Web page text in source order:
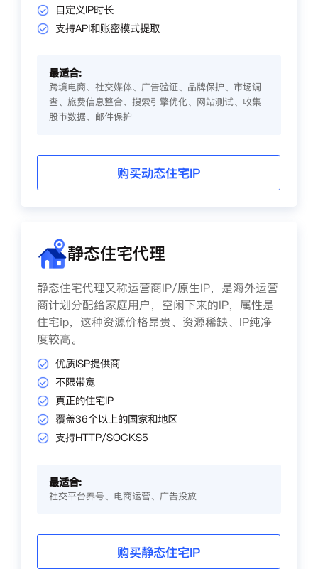
自定义IP时长
支持API和账密模式提取
最适合:
跨境电商、社交媒体、广告验证、品牌保护、市场调
查、旅费信息整合、搜索引擎优化、网站测试、收集
股市数据、邮件保护
购买动态住宅IP
静态住宅代理
静态住宅代理又称运营商IP/原生IP，是海外运营
商计划分配给家庭用户，空闲下来的IP，属性是
住宅ip，这种资源价格昂贵、资源稀缺、IP纯净
度较高。
优质ISP提供商
不限带宽
真正的住宅IP
覆盖36个以上的国家和地区
支持HTTP/SOCKS5
最适合:
社交平台养号、电商运营、广告投放
购买静态住宅IP